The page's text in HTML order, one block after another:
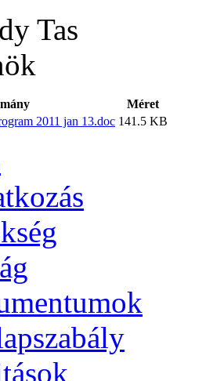
Tas
Méret
2011 jan 13.doc 141.5 KB